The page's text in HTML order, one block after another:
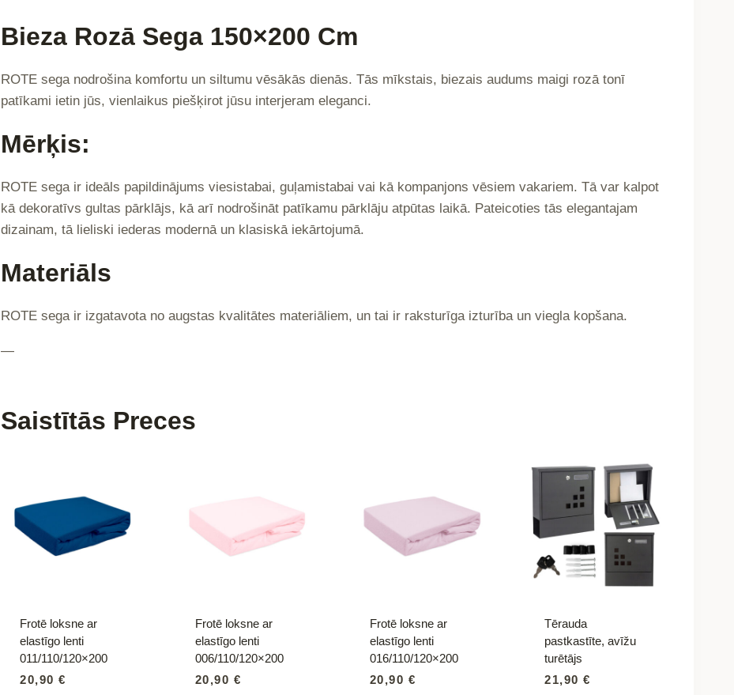
Bieza Rozā Sega 150×200 Cm
ROTE sega nodrošina komfortu un siltumu vēsākās dienās. Tās mīkstais, biezais audums maigi rozā tonī
patīkami ietin jūs, vienlaikus piešķirot jūsu interjeram eleganci.
Mērķis:
ROTE sega ir ideāls papildinājums viesistabai, guļamistabai vai kā kompanjons vēsiem vakariem. Tā var kalpot
kā dekoratīvs gultas pārklājs, kā arī nodrošināt patīkamu pārklāju atpūtas laikā. Pateicoties tās elegantajam
dizainam, tā lieliski iederas modernā un klasiskā iekārtojumā.
Materiāls
ROTE sega ir izgatavota no augstas kvalitātes materiāliem, un tai ir raksturīga izturība un viegla kopšana.
—
Saistītās Preces
Frotē loksne ar
elastīgo lenti
011/110/120×200
20,90€
Frotē loksne ar
elastīgo lenti
006/110/120×200
20,90 €
Frotē loksne ar
elastīgo lenti
016/110/120×200
20,90 €
Tērauda
pastkastīte, avīžu
turētājs
21,90€